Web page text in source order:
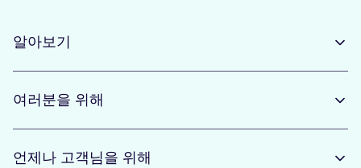
알아보기
여러분을 위해
언제나 고객님을 위해